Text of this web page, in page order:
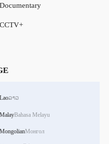
Documentary
CCTV+
Laoລາວ
MalayBahasa Melayu
MongolianМонгол